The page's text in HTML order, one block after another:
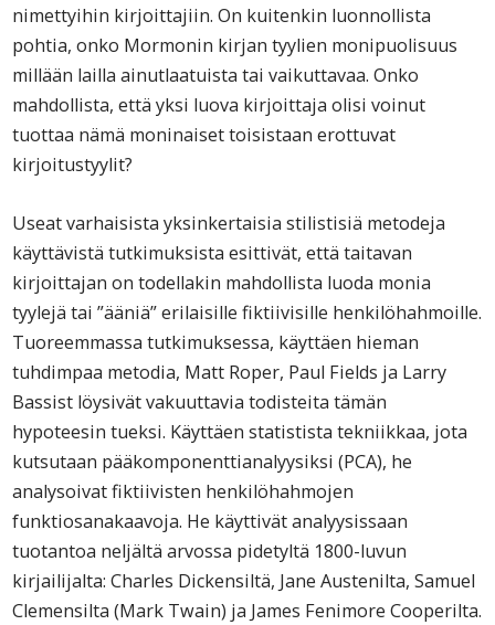
nimettyihin kirjoittajiin. On kuitenkin luonnollista
pohtia, onko Mormonin kirjan tyylien monipuolisuus
millään lailla ainutlaatuista tai vaikuttavaa. Onko
mahdollista, että yksi luova kirjoittaja olisi voinut
tuottaa nämä moninaiset toisistaan erottuvat
kirjoitustyylit?
Useat varhaisista yksinkertaisia stilistisiä metodeja
käyttävistä tutkimuksista esittivät, että taitavan
kirjoittajan on todellakin mahdollista luoda monia
tyylejä tai ”ääniä” erilaisille fiktiivisille henkilöhahmoille.
Tuoreemmassa tutkimuksessa, käyttäen hieman
tuhdimpaa metodia, Matt Roper, Paul Fields ja Larry
Bassist löysivät vakuuttavia todisteita tämän
hypoteesin tueksi. Käyttäen statistista tekniikkaa, jota
kutsutaan pääkomponenttianalyysiksi (PCA), he
analysoivat fiktiivisten henkilöhahmojen
funktiosanakaavoja. He käyttivät analyysissaan
tuotantoa neljältä arvossa pidetyltä 1800-luvun
kirjailijalta: Charles Dickensiltä, Jane Austenilta, Samuel
Clemensilta (Mark Twain) ja James Fenimore Cooperilta.